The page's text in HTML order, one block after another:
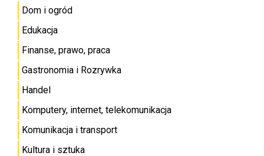
Dom i ogród
Edukacja
Finanse, prawo, praca
Gastronomia i Rozrywka
Handel
Komputery, internet, telekomunikacja
Komunikacja i transport
Kultura i sztuka